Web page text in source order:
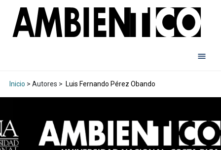
Inicio > Autores > Luis Fernando Pérez Obando